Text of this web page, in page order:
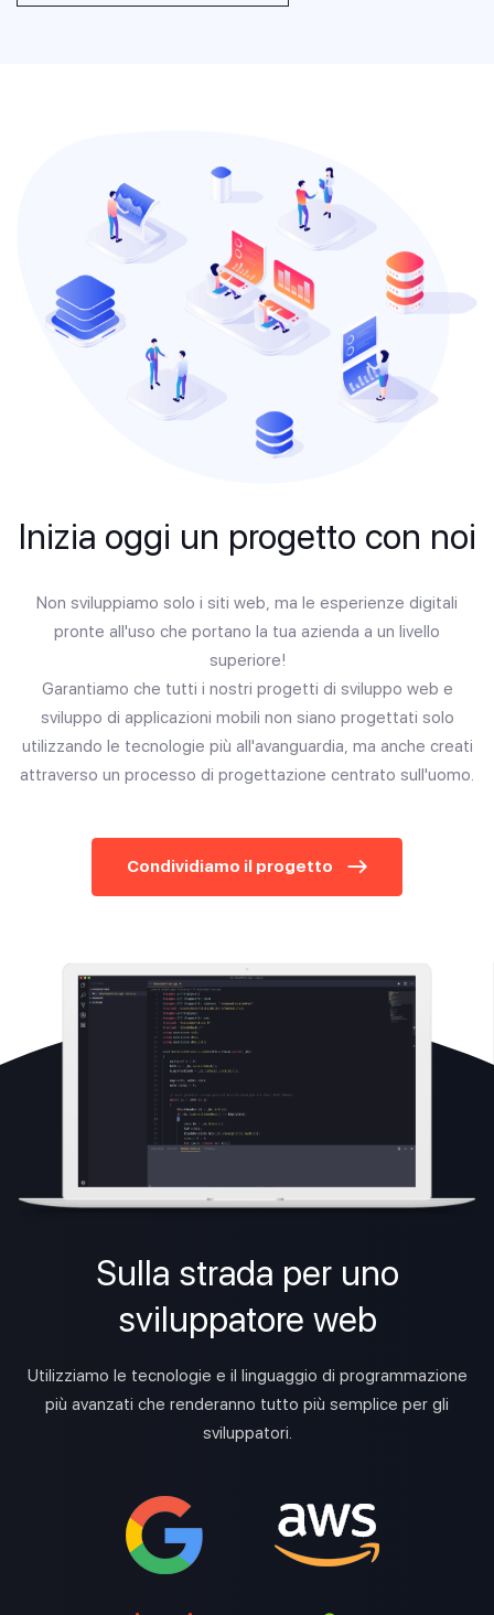
Inizia oggi un progetto con noi
Non sviluppiamo solo i siti web, ma le esperienze digitali
pronte all'uso che portano la tua azienda a un livello
superiore!
Garantiamo che tutti i nostri progetti di sviluppo web e
sviluppo di applicazioni mobili non siano progettati solo
utilizzando le tecnologie più all'avanguardia, ma anche creati
attraverso un processo di progettazione centrato sull'uomo.
Condividiamo il progetto
Sulla strada per uno
sviluppatore web
Utilizziamo le tecnologie e il linguaggio di programmazione
più avanzati che renderanno tutto più semplice per gli
sviluppatori.